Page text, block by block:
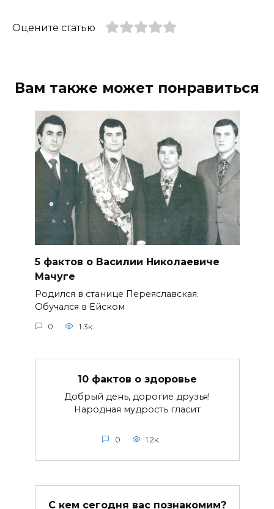
Оцените статью
Вам также может понравиться
5 фактов о Василии Николаевиче
Мачуге
Родился в станице Переяславская.
Обучался в Ейском
0 1.3к.
10 фактов о здоровье
Добрый день, дорогие друзья!
Народная мудрость гласит
0 1.2к.
С кем сегодня вас познакомим?